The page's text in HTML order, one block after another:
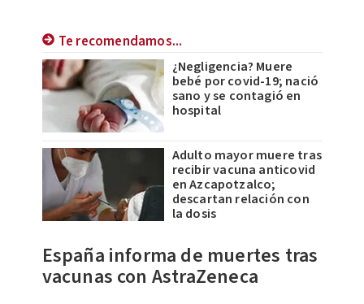
Te recomendamos...
¿Negligencia? Muere
bebé por covid-19; nació
sano y se contagió en
hospital
Adulto mayor muere tras
recibir vacuna anticovid
en Azcapotzalco;
descartan relación con
la dosis
España informa de muertes tras
vacunas con AstraZeneca